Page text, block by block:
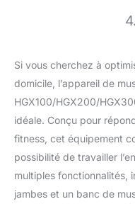
Si vous cherchez à
domicile, l’appareil de
HGX100/HGX200/
idéale. Conçu pour
fitness, cet équipement
possibilité de travailler
multiples fonctionnalités,
jambes et un banc de